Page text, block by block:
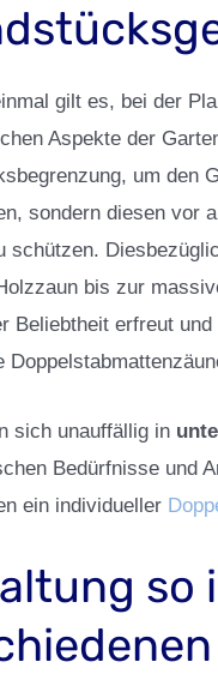
gilt es, bei der
Aspekte der
um den
sondern diesen vor
schützen.
bis zur
Beliebtheit erfreut
sich unauffällig in
Bedürfnisse und
ein individueller
so